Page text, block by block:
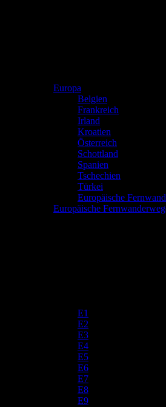
Europa
Belgien
Frankreich
Irland
Kroatien
Österreich
Schottland
Spanien
Tschechien
Türkei
Europäische
Europäische
E1
E2
E3
E4
E5
E6
E7
E8
E9